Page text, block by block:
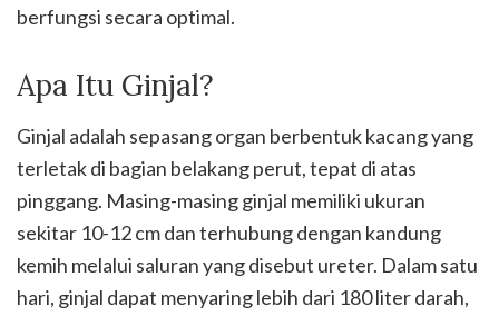
berfungsi secara optimal.
Apa Itu Ginjal?
Ginjal adalah sepasang organ berbentuk kacang yang
terletak di bagian belakang perut, tepat di atas
pinggang. Masing-masing ginjal memiliki ukuran
sekitar 10-12 cm dan terhubung dengan kandung
kemih melalui saluran yang disebut ureter. Dalam satu
hari, ginjal dapat menyaring lebih dari 180 liter darah,